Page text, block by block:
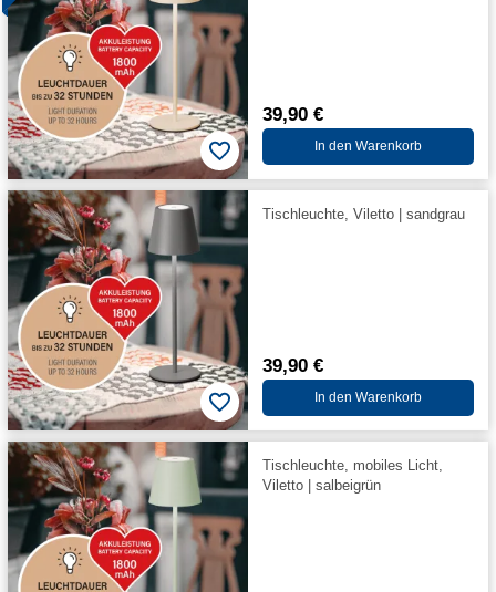
39,90 €
In den Warenkorb
Tischleuchte, Viletto | sandgrau
39,90 €
In den Warenkorb
Tischleuchte, mobiles Licht,
Viletto | salbeigrün